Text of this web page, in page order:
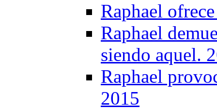
Raphael
Raphael
siendo aquel.
Raphael
2015